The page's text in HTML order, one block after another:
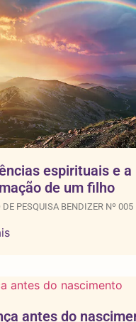
espirituais e a
de um filho
DE PESQUISA BENDIZER Nº 005
antes do